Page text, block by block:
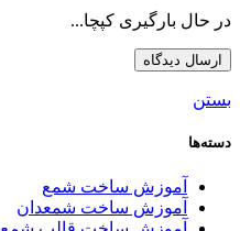
در حال بارگیری کپچا...
بستن
دسته‌ها
آموزش ساخت شمع
آموزش ساخت شمعدان